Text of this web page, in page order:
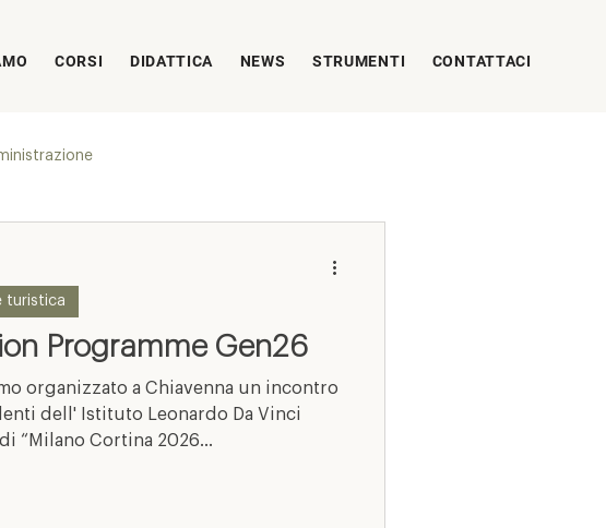
CORSI DIDATTICA NEWS STRUMENTI CONTATTACI
Programme Gen26
organizzato a Chiavenna un incontro
dell' Istituto Leonardo Da Vinci
“Milano Cortina 2026...
turistica